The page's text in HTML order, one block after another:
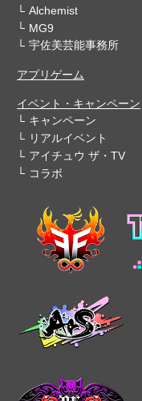
Alchemist
MG9
宇佐美芸能事務所
アプリゲーム
イベント・キャンペーン
キャンペーン
リアルイベント
アイチュウ ザ・TV
コラボ